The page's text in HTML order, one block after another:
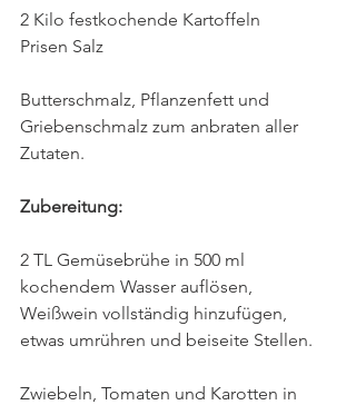
2 Kilo festkochende Kartoffeln
Prisen Salz
Butterschmalz, Pflanzenfett und
Griebenschmalz zum anbraten aller
Zutaten.
Zubereitung:
2 TL Gemüsebrühe in 500 ml
kochendem Wasser auflösen,
Weißwein vollständig hinzufügen,
etwas umrühren und beiseite Stellen.
Zwiebeln, Tomaten und Karotten in